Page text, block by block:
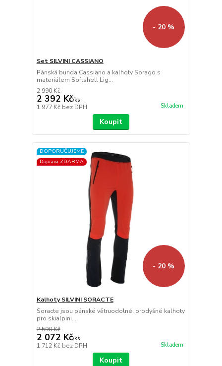
- 20 %
Set SILVINI CASSIANO
Pánská bunda Cassiano a kalhoty Sorago s
materiálem Softshell Lig...
2 990 Kč
2 392 Kč/ks
1 977 Kč bez DPH Skladem
Koupit
DOPORUČUJEME
Doprava ZDARMA
- 20 %
Kalhoty SILVINI SORACTE
Soracte jsou pánské větruodolné, prodyšné kalhoty
pro skialpini...
2 590 Kč
2 072 Kč/ks
1 712 Kč bez DPH Skladem
Koupit